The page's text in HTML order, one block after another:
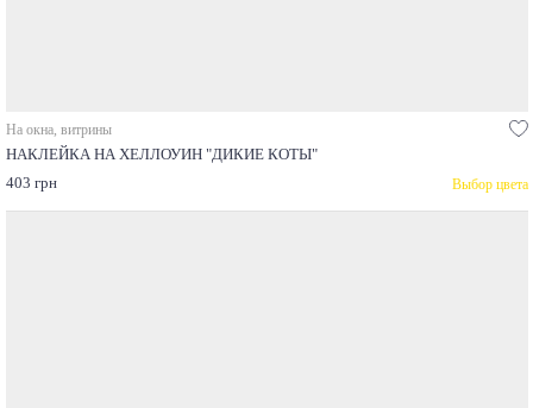
На окна, витрины
НАКЛЕЙКА НА ХЕЛЛОУИН "ДИКИЕ КОТЫ"
403 грн
Выбор цвета